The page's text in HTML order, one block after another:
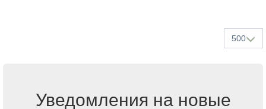
500
Уведомления на новые